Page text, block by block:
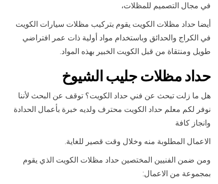
في مجال التصميم للمظلات،
أيضا حداد مظلات الكويت يقوم بتركيب مظلات سيارات الكويت
في الكراج والحدائق وباستخدام مواد أولية ذات عمر افتراضي
طويل ومنتقاة من قبل الكويت الخبير بهذه المواد.
حداد مظلات جليب الشيوخ
هل ما زلت تبحث عن فني حداد الكويت؟ توقف عن البحث لأننا
نوفر لكم معلم حداد الكويت محترف ولديه خبرة بأعمال الحدادة
وانجاز كافة
الاعمال المطلوبة منه وخلال وقت قصير للغاية.
ومن ضمن الفنيين المختصين حداد مظلات الكويت الذي يقوم
بمجموعة من الاعمال: